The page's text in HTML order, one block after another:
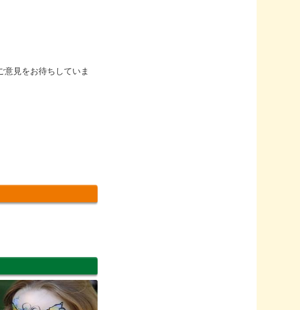
意見をお待ちしていま